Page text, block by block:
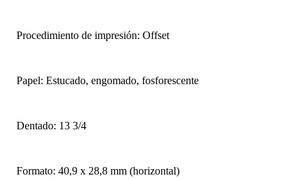
Procedimiento de impresión: Offset
Papel: Estucado, engomado, fosforescente
Dentado: 13 3/4
Formato: 40,9 x 28,8 mm (horizontal)